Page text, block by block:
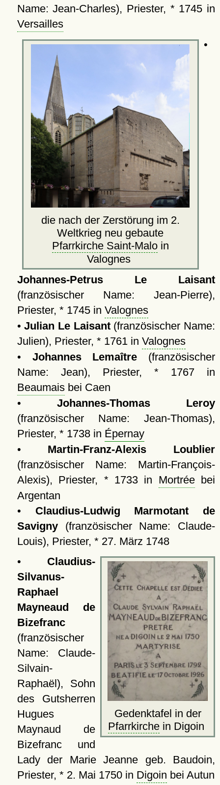
Name: Jean-Charles), Priester, * 1745 in
Versailles
die nach der Zerstörung im 2.
Weltkrieg neu gebaute
Pfarrkirche Saint-Maloin
Valognes
•
Johannes-Petrus Le Laisant
(französischer Name: Jean-Pierre),
Priester, * 1745 in Valognes
•Julian Le Laisant(französischer Name:
Julien), Priester, * 1761 in Valognes
• Johannes Lemaître (französischer
Name: Jean), Priester, * 1767 in
Beaumaisbei Caen
• Johannes-Thomas Leroy
(französischer Name: Jean-Thomas),
Priester, * 1738 in Épernay
• Martin-Franz-Alexis Loublier
(französischer Name: Martin-François-
Alexis), Priester, * 1733 in Mortréebei
Argentan
• Claudius-Ludwig Marmotant de
Savigny(französischer Name: Claude-
Louis), Priester, * 27. März 1748
Gedenktafel in der
Pfarrkirche in Digoin
• Claudius-
Silvanus-
Raphael
Mayneaud de
Bizefranc
(französischer
Name: Claude-
Silvain-
Raphaël), Sohn
des Gutsherren
Hugues
Maynaud de
Bizefranc und
Lady der Marie Jeanne geb. Baudoin,
Priester, * 2. Mai 1750 in Digoin bei Autun